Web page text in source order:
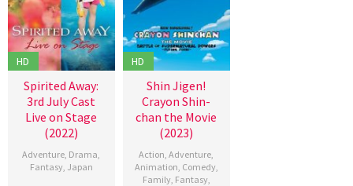
Waldron
HD
Spirited Away:
3rd July Cast
Live on Stage
(2022)
Adventure Drama
Fantasy, Japan
HD
Shin Jigen!
Crayon Shin-
chan the Movie
(2023)
Action ,Adventure
Animation Comedy,
Family, Fantasy,